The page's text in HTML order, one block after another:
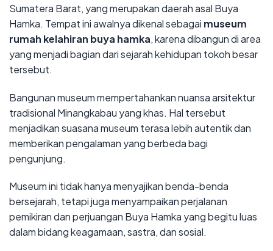
Sumatera Barat, yang merupakan daerah asal Buya
Hamka. Tempat ini awalnya dikenal sebagai museum
rumah kelahiran buya hamka, karena dibangun di area
yang menjadi bagian dari sejarah kehidupan tokoh besar
tersebut.
Bangunan museum mempertahankan nuansa arsitektur
tradisional Minangkabau yang khas. Hal tersebut
menjadikan suasana museum terasa lebih autentik dan
memberikan pengalaman yang berbeda bagi
pengunjung.
Museum ini tidak hanya menyajikan benda-benda
bersejarah, tetapi juga menyampaikan perjalanan
pemikiran dan perjuangan Buya Hamka yang begitu luas
dalam bidang keagamaan, sastra, dan sosial.